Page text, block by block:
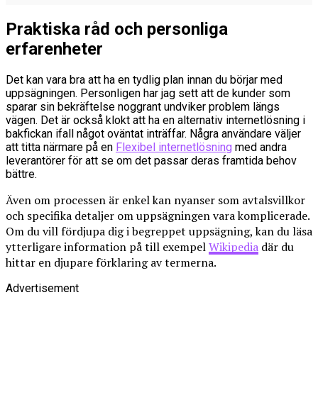
Praktiska råd och personliga
erfarenheter
Det kan vara bra att ha en tydlig plan innan du börjar med
uppsägningen. Personligen har jag sett att de kunder som
sparar sin bekräftelse noggrant undviker problem längs
vägen. Det är också klokt att ha en alternativ internetlösning i
bakfickan ifall något oväntat inträffar. Några användare väljer
att titta närmare på en Flexibel internetlösning med andra
leverantörer för att se om det passar deras framtida behov
bättre.
Även om processen är enkel kan nyanser som avtalsvillkor
och specifika detaljer om uppsägningen vara komplicerade.
Om du vill fördjupa dig i begreppet uppsägning, kan du läsa
ytterligare information på till exempelWikipedia där du
hittar en djupare förklaring av termerna.
Advertisement